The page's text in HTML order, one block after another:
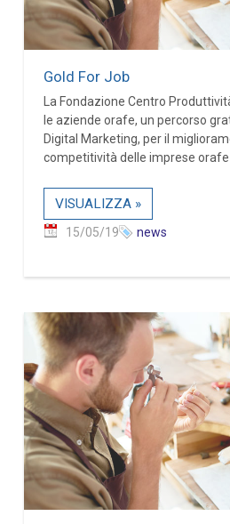
Gold For Job
La Fondazione Centro
le aziende orafe, un percorso
Digital Marketing, per il
competitività delle imprese orafe
VISUALIZZA »
15/05/19 news